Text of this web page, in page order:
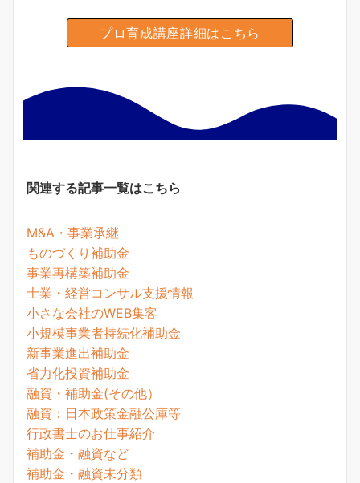
プロ育成講座詳細はこちら
関連する記事一覧はこちら
M&A・事業承継
ものづくり補助金
事業再構築補助金
士業・経営コンサル支援情報
小さな会社のWEB集客
小規模事業者持続化補助金
新事業進出補助金
省力化投資補助金
融資・補助金(その他）
融資：日本政策金融公庫等
行政書士のお仕事紹介
補助金・融資など
補助金・融資未分類